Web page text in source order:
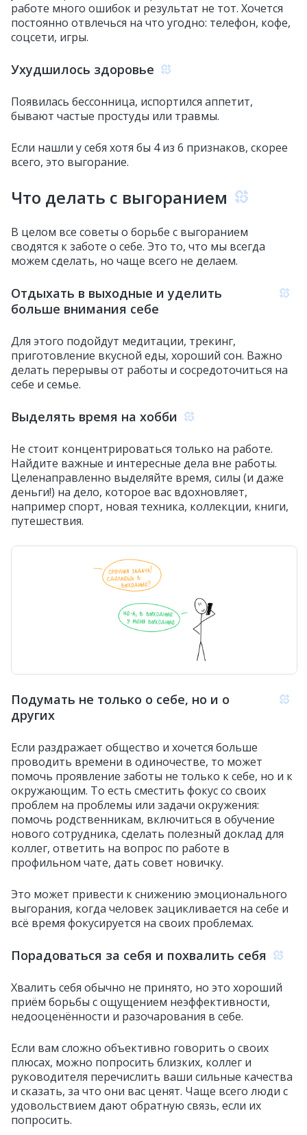
работе много ошибок и результат не тот. Хочется
постоянно отвлечься на что угодно: телефон, кофе,
соцсети, игры.
Ухудшилось здоровье
Появилась бессонница, испортился аппетит,
бывают частые простуды или травмы.
Если нашли у себя хотя бы 4 из 6 признаков, скорее
всего, это выгорание.
Что делать с выгоранием
В целом все советы о борьбе с выгоранием
сводятся к заботе о себе. Это то, что мы всегда
можем сделать, но чаще всего не делаем.
Отдыхать в выходные и уделить
больше внимания себе
Для этого подойдут медитации, трекинг,
приготовление вкусной еды, хороший сон. Важно
делать перерывы от работы и сосредоточиться на
себе и семье.
Выделять время на хобби
Не стоит концентрироваться только на работе.
Найдите важные и интересные дела вне работы.
Целенаправленно выделяйте время, силы (и даже
деньги!) на дело, которое вас вдохновляет,
например спорт, новая техника, коллекции, книги,
путешествия.
Подумать не только о себе, но и о
других
Если раздражает общество и хочется больше
проводить времени в одиночестве, то может
помочь проявление заботы не только к себе, но и к
окружающим. То есть сместить фокус со своих
проблем на проблемы или задачи окружения:
помочь родственникам, включиться в обучение
нового сотрудника, сделать полезный доклад для
коллег, ответить на вопрос по работе в
профильном чате, дать совет новичку.
Это может привести к снижению эмоционального
выгорания, когда человек зацикливается на себе и
всё время фокусируется на своих проблемах.
Порадоваться за себя и похвалить себя
Хвалить себя обычно не принято, но это хороший
приём борьбы с ощущением неэффективности,
недооценённости и разочарования в себе.
Если вам сложно объективно говорить о своих
плюсах, можно попросить близких, коллег и
руководителя перечислить ваши сильные качества
и сказать, за что они вас ценят. Чаще всего люди с
удовольствием дают обратную связь, если их
попросить.